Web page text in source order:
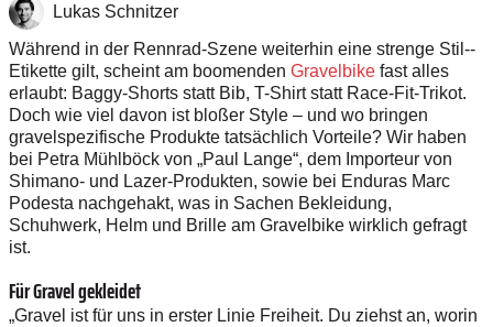
Lukas Schnitzer
Während in der Rennrad-Szene weiterhin eine strenge Stil-­
Etikette gilt, scheint am boomenden Gravelbike fast alles
erlaubt: Baggy-Shorts statt Bib, T-Shirt statt Race-Fit-Trikot.
Doch wie viel davon ist bloßer Style – und wo bringen
gravelspezifische Produkte tatsächlich Vorteile? Wir haben
bei Petra Mühlböck von „Paul Lange“, dem Importeur von
Shimano- und Lazer-Produkten, sowie bei Enduras Marc
Podesta nachgehakt, was in Sachen Bekleidung,
Schuhwerk, Helm und Brille am Gravelbike wirklich gefragt
ist.
Für Gravel gekleidet
„Gravel ist für uns in erster Linie Freiheit. Du ziehst an, worin